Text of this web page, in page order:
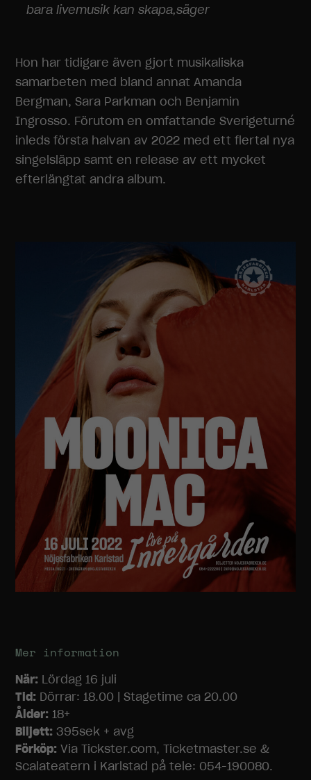
bara livemusik kan skapa,säger
Hon har tidigare även gjort musikaliska
samarbeten med bland annat Amanda
Bergman, Sara Parkman och Benjamin
Ingrosso. Förutom en omfattande Sverigeturné
inleds första halvan av 2022 med ett flertal nya
singelsläpp samt en release av ett mycket
efterlängtat andra album.
Mer information
När: Lördag 16 juli
Tid: Dörrar: 18.00 | Stagetime ca 20.00
Ålder: 18+
Biljett: 395sek + avg
Förköp: Via Tickster.com, Ticketmaster.se &
Scalateatern i Karlstad på tele: 054-190080.
Nödvändiga
Dessa
bort. De
behövs för
att